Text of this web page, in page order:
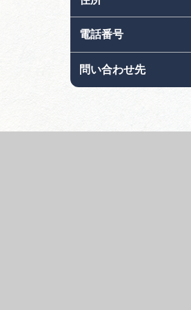
電話番号
問い合わせ先